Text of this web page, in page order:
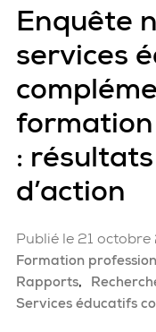
Enquête
services
:
d’action
Publié le 21 octobre
Formation
Rapports
Services éducatifs